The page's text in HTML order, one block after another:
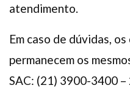
atendimento.
Em caso de dúvidas,
permanecem os
SAC: (21) 3900-3400